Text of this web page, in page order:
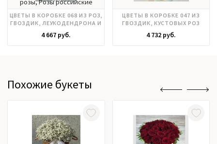
розы, Розы российские
ЦВЕТЫ В КОРОБКЕ 068 ИЗ РОЗ,
ГВОЗДИК, ЛЕУКОДЕНДРОНА И
ХАМЕЛАЦУМА
4 667 руб.
ЦВЕТЫ В КОРОБКЕ 047 ИЗ
ГВОЗДИК, КУСТОВЫХ РОЗ
4 732 руб.
Похожие букеты